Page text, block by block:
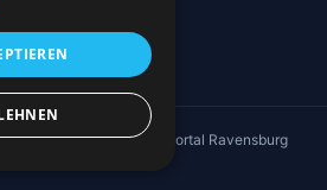
Regionales Informationsportal Ravensburg